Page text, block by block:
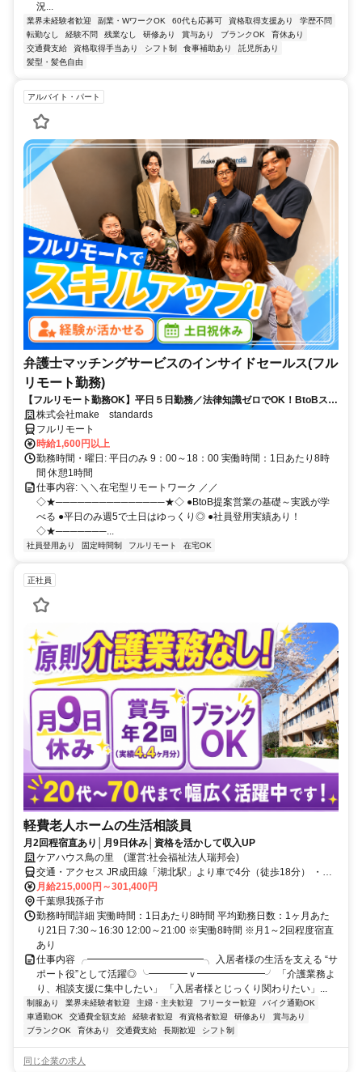
況...
業界未経験者歓迎 副業・WワークOK 60代も応募可 資格取得支援あり
学歴不問
転勤なし
経験不問 残業なし 研修あり 賞与あり ブランクOK
育休あり
交通費支給
資格取得手当あり シフト制 食事補助あり
託児所あり
髪型・髪色自由
アルバイト・パート
弁護士マッチングサービスのインサイドセールス(フル
リモート勤務)
【フルリモート勤務OK】平日５日勤務／法律知識ゼロでOK！BtoBスキ
ルが身につく営業職
株式会社make standards
フルリモート
時給1,600円以上
勤務時間・曜日: 平日のみ 9：00～18：00 実働時間：1日あたり8時
間 休憩1時間
仕事内容: ＼＼在宅型リモートワーク ／／
◇★───────────────★◇ ●BtoB提案営業の基礎～実践が学
べる ●平日のみ週5で土日はゆっくり◎ ●社員登用実績あり！
◇★───────...
社員登用あり 固定時間制 フルリモート 在宅OK
正社員
軽費老人ホームの生活相談員
月2回程宿直あり│月9日休み│資格を活かして収入UP
ケアハウス鳥の里 (運営:社会福祉法人瑞邦会)
交通・アクセス JR成田線「湖北駅」より車で4分（徒歩18分） ・
「新木駅」より車で4分
月給215,000円～301,400円
千葉県我孫子市
勤務時間詳細 実働時間：1日あたり8時間 平均勤務日数：1ヶ月あた
り21日 7:30～16:30 12:00～21:00 ※実働8時間 ※月1～2回程度宿直
あり
仕事内容 ╭━━━━━━━━━━━━╮ 入居者様の生活を支える “サ
ポート役”として活躍◎ ╰━━━━ｖ━━━━━━━╯ 「介護業務よ
り、相談支援に集中したい」 「入居者様とじっくり関わりたい」...
制服あり 業界未経験者歓迎 主婦・主夫歓迎 フリーター歓迎
バイク通勤OK
車通勤OK
交通費全額支給 経験者歓迎 有資格者歓迎 研修あり
賞与あり
ブランクOK
育休あり 交通費支給 長期歓迎 シフト制
同じ企業の求人